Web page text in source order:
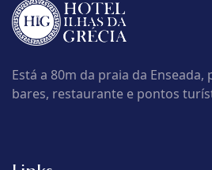
Está a 80m da praia da
bares, restaurante e pontos